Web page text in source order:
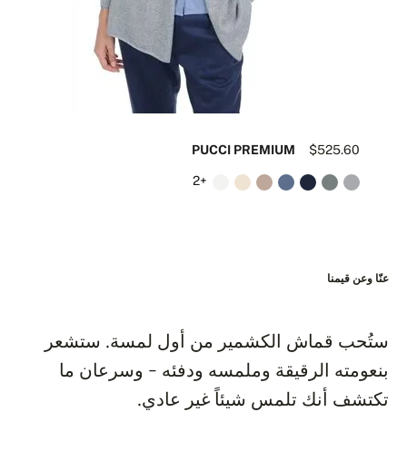
$525.60
PUCCI PREMIUM
+2
عنّا وعن قيمنا
ستُحب قماش الكشمير من أول لمسة. ستشعر
بنعومته الرقيقة وملمسه ودفئه - وسرعان ما
تكتشف أنك تلمس شيئاً غير عادي.